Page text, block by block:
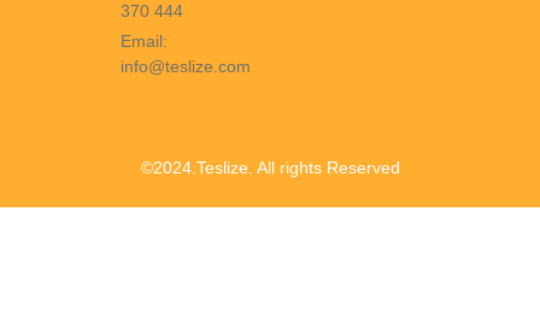
370 444
Email:
info@teslize.com
©2024.Teslize. All rights Reserved